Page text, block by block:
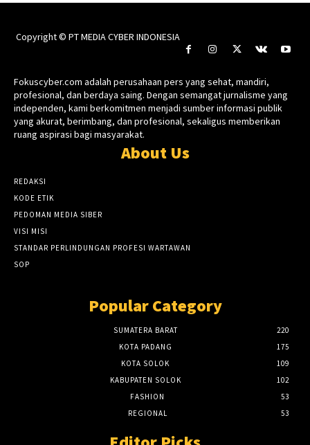
Copyright © PT MEDIA CYBER INDONESIA
Fokuscyber.com adalah perusahaan pers yang sehat, mandiri,
profesional, dan berdaya saing. Dengan semangat jurnalisme yang
independen, kami berkomitmen menjadi sumber informasi publik
yang akurat, berimbang, dan profesional, sekaligus memberikan
ruang aspirasi bagi masyarakat.
About Us
REDAKSI
KODE ETIK
PEDOMAN MEDIA SIBER
VISI MISI
STANDAR PERLINDUNGAN PROFESI WARTAWAN
SOP
Popular Category
SUMATERA BARAT
220
KOTA PADANG
175
KOTA SOLOK
109
KABUPATEN SOLOK
102
FASHION
53
REGIONAL
53